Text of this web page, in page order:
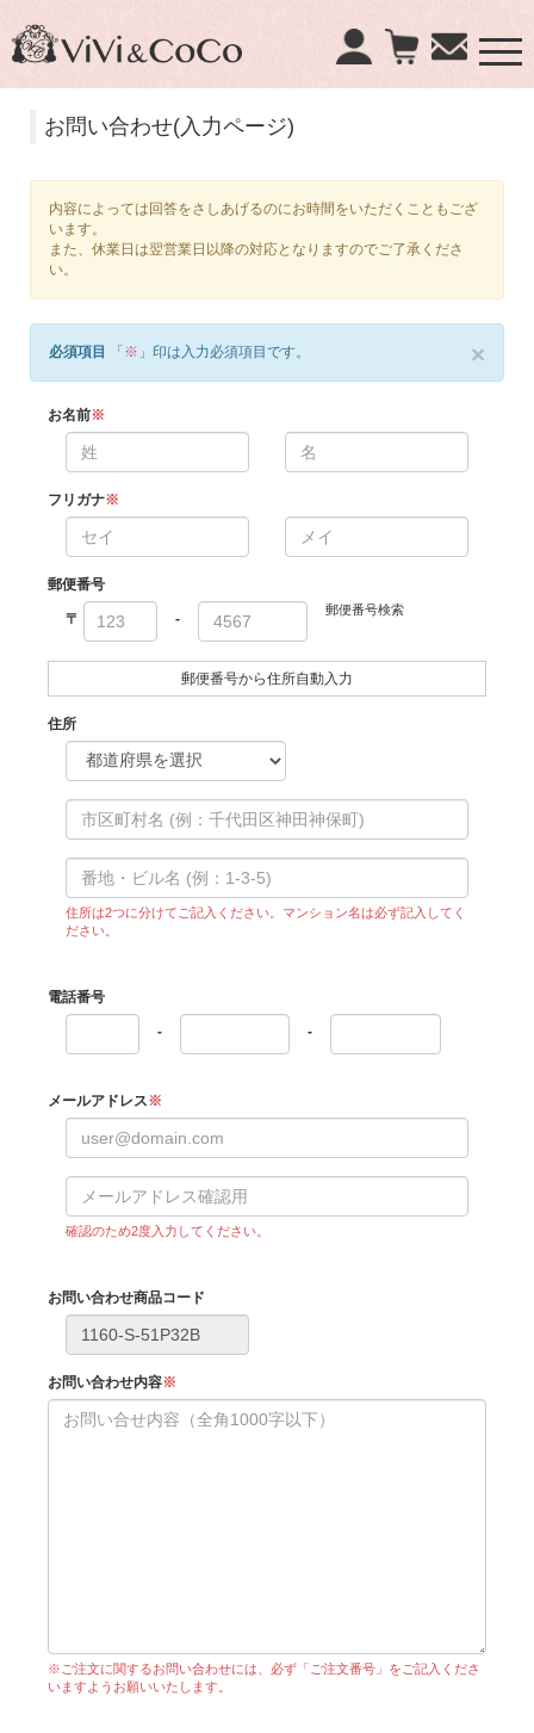
お問い合わせ(入力ページ)
内容によっては回答をさしあげるのにお時間をいただくこともござ
います。
また、休業日は翌営業日以降の対応となりますのでご了承くださ
い。
×
必須項目 「※ 」印は入力必須項目です。
お名前※
フリガナ※
郵便番号
〒 -
郵便番号検索
郵便番号から住所自動入力
住所
住所は2つに分けてご記入ください。マンション名は必ず記入してく
ださい。
電話番号
- -
メールアドレス※
確認のため2度入力してください。
お問い合わせ商品コード
お問い合わせ内容※
※ご注文に関するお問い合わせには、必ず「ご注文番号」をご記入くださ
いますようお願いいたします。
×